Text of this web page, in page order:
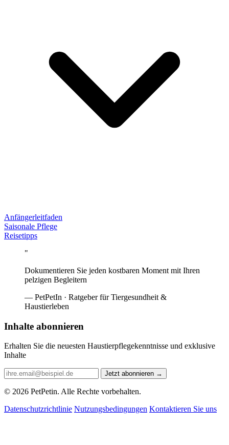
Anfängerleitfaden
Saisonale Pflege
Reisetipps
"
Dokumentieren Sie jeden kostbaren Moment mit Ihren
pelzigen Begleitern
— PetPetIn · Ratgeber für Tiergesundheit &
Haustierleben
Inhalte abonnieren
Erhalten Sie die neuesten Haustierpflegekenntnisse und exklusive
Inhalte
Jetzt abonnieren →
© 2026 PetPetin. Alle Rechte vorbehalten.
Datenschutzrichtlinie Nutzungsbedingungen Kontaktieren Sie uns